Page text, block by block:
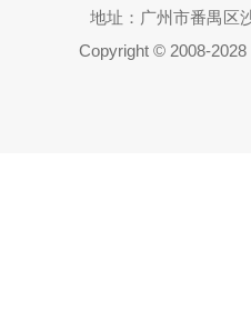
新能
现
地址：广州市番禺区
Copyright © 2008-